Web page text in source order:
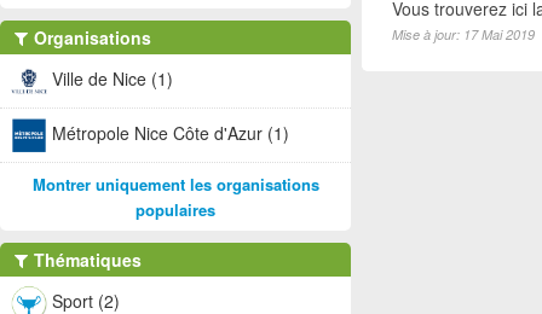
Vous trouverez ici
Mise à jour: 17 Mai 2019
Organisations
Ville de Nice (1)
Métropole Nice Côte d'Azur (1)
Montrer uniquement les organisations
populaires
Thématiques
Sport (2)